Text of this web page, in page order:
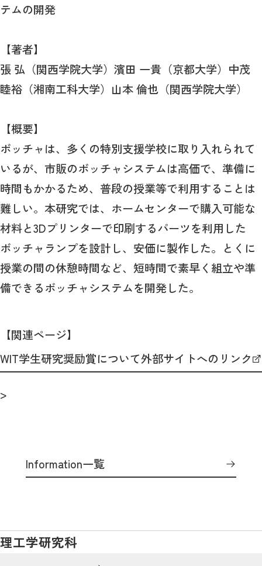
テムの開発
【著者】
張 弘（関西学院大学）濱田 一貴（京都大学）中茂
睦裕（湘南工科大学）山本 倫也（関西学院大学）
【概要】
ボッチャは、多くの特別支援学校に取り入れられて
いるが、市販のボッチャシステムは高価で、準備に
時間もかかるため、普段の授業等で利用することは
難しい。本研究では、ホームセンターで購入可能な
材料と3Dプリンターで印刷するパーツを利用した
ボッチャランプを設計し、安価に製作した。とくに
授業の間の休憩時間など、短時間で素早く組立や準
備できるボッチャシステムを開発した。
【関連ページ】
WIT学生研究奨励賞について外部サイトへのリンク
>
Information一覧
理工学研究科